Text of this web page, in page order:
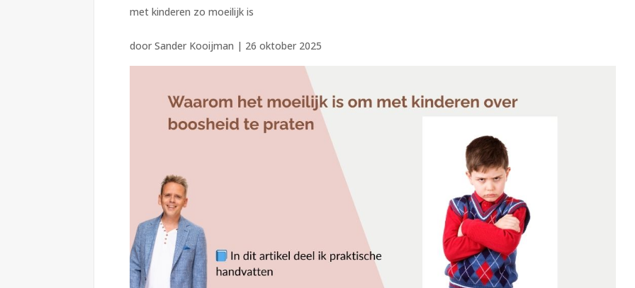
met kinderen zo moeilijk is
door Sander Kooijman | 26 oktober 2025